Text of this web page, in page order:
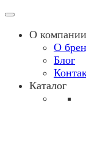
О компании
О
Блог
Каталог